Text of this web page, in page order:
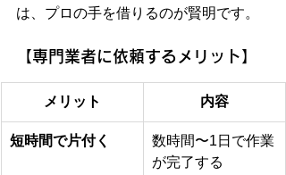
は、プロの手を借りるのが賢明です。
【専門業者に依頼するメリット】
メリット 内容
短時間で片付く
数時間〜1日で作業
が完了する